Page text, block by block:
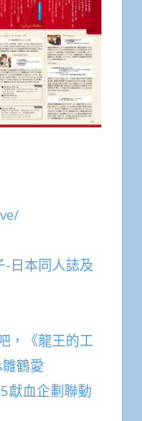
-日本同人誌及
，《龍王的工
鶴愛
獻血企劃聯動